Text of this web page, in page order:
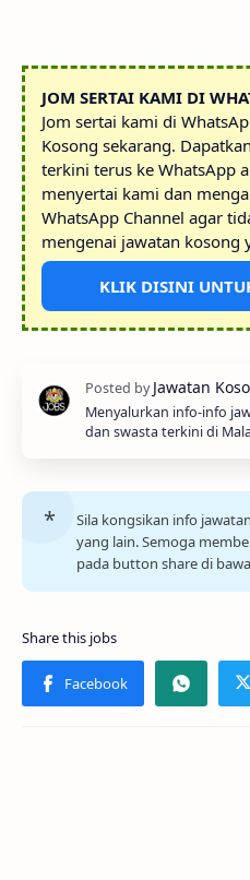
JOM SERTAI KAMI DI
Jom sertai kami di
Kosong sekarang.
terkini terus ke WhatsApp
menyertai kami dan
WhatsApp Channel agar
mengenai jawatan kosong
KLIK DISINI
Menyalurkan info-info
dan swasta terkini di
Sila kongsikan info
yang lain. Semoga
pada button share di